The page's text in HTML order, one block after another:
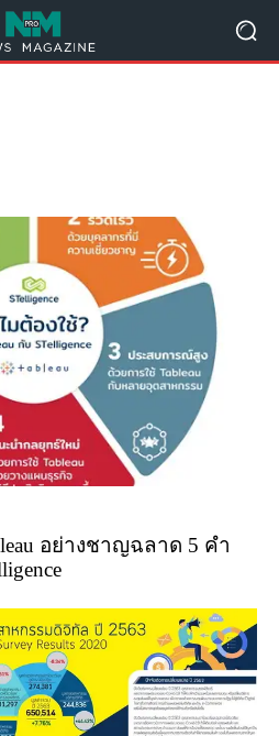
อย่างชาญฉลาด 5 คำ